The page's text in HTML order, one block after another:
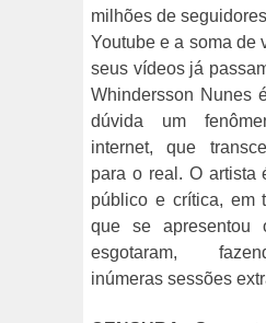
milhões de
Youtube e a soma de
seus vídeos já
Whindersson Nunes
dúvida um
internet, que
para o real. O artista
público e crítica, em
que se apresentou
esgotaram,
inúmeras sessões